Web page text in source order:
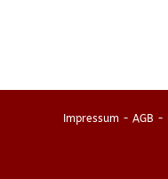
Impressum - AGB -